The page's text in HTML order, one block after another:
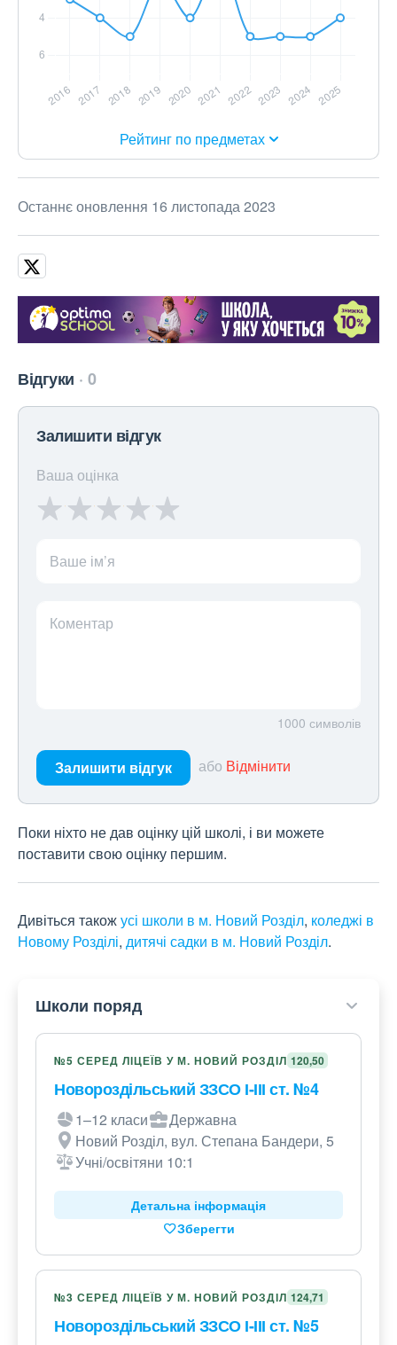
Рейтинг по предметах
Останнє оновлення 16 листопада 2023
Відгуки 0
Залишити відгук
Ваша оцінка
Ваше ім’я
Коментар
1000 символів
Залишити відгук або Відмінити
Поки ніхто не дав оцінку цій школі, і ви можете
поставити свою оцінку першим.
Дивіться такожусі школи в м. Новий Розділ, коледжі в
Новому Розділі, дитячі садки в м. Новий Розділ.
Школи поряд
№5 СЕРЕД ЛІЦЕЇВ У М. НОВИЙ РОЗДІЛ 120,50
Новороздільський ЗЗСО І-ІІІ ст. №4
1–12 класи
Державна
Новий Розділ, вул. Степана Бандери, 5
Учні/освітяни 10:1
Детальна інформація
Зберегти
№3 СЕРЕД ЛІЦЕЇВ У М. НОВИЙ РОЗДІЛ 124,71
Новороздільський ЗЗСО І-ІІІ ст. №5